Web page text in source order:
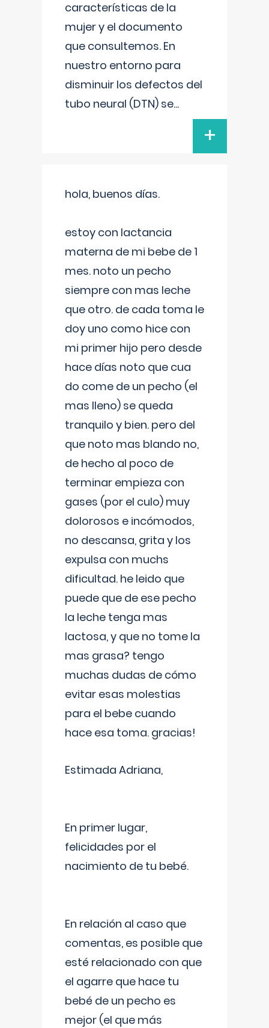
características de la
mujer y el documento
que consultemos. En
nuestro entorno para
disminuir los defectos del
tubo neural (DTN) se...
+
hola, buenos días.
estoy con lactancia
materna de mi bebe de 1
mes. noto un pecho
siempre con mas leche
que otro. de cada toma le
doy uno como hice con
mi primer hijo pero desde
hace días noto que cua
do come de un pecho (el
mas lleno) se queda
tranquilo y bien. pero del
que noto mas blando no,
de hecho al poco de
terminar empieza con
gases (por el culo) muy
dolorosos e incómodos,
no descansa, grita y los
expulsa con muchs
dificultad. he leido que
puede que de ese pecho
la leche tenga mas
lactosa, y que no tome la
mas grasa? tengo
muchas dudas de cómo
evitar esas molestias
para el bebe cuando
hace esa toma. gracias!
Estimada Adriana,
En primer lugar,
felicidades por el
nacimiento de tu bebé.
En relación al caso que
comentas, es posible que
esté relacionado con que
el agarre que hace tu
bebé de un pecho es
mejor (el que más